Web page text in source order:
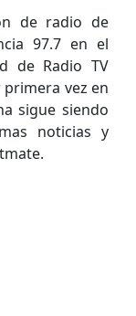
de radio de
97.7 en el
de Radio TV
vez en
sigue siendo
noticias y